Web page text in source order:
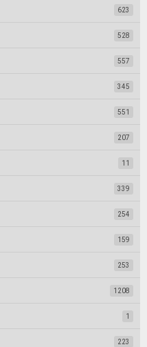
623
528
557
345
551
207
11
339
254
159
253
1208
1
223